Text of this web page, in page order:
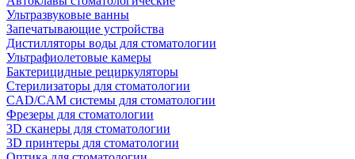
Ультразвуковые ванны
Запечатывающие устройства
Дистилляторы воды для стоматологии
Ультрафиолетовые камеры
Бактерицидные рециркуляторы
Стерилизаторы для стоматологии
CAD/CAM системы для стоматологии
Фрезеры для стоматологии
3D cканеры для стоматологии
3D принтеры для стоматологии